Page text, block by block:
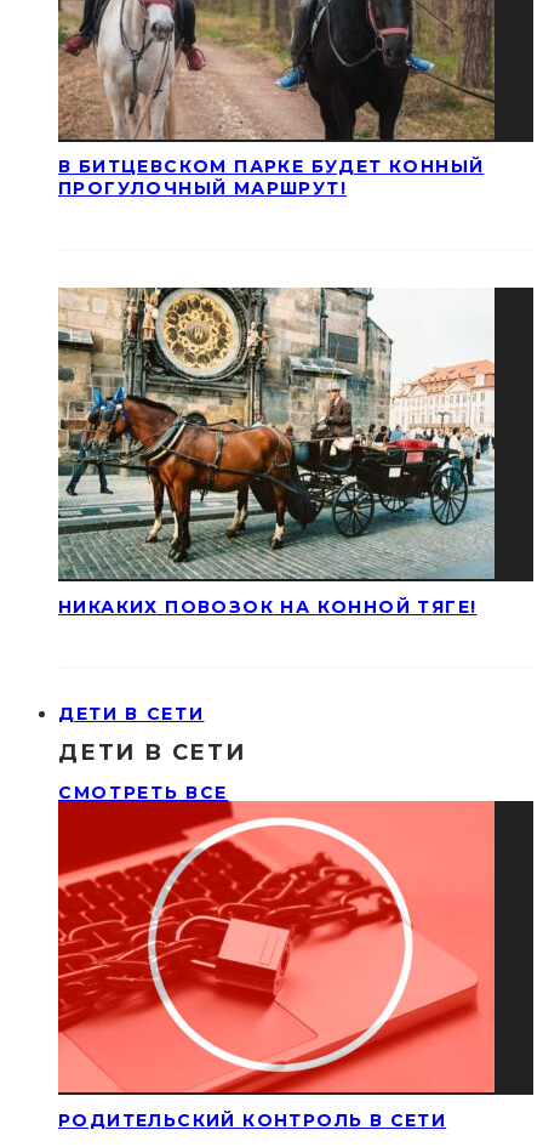
В БИТЦЕВСКОМ ПАРКЕ БУДЕТ КОННЫЙ
ПРОГУЛОЧНЫЙ МАРШРУТ!
НИКАКИХ ПОВОЗОК НА КОННОЙ ТЯГЕ!
ДЕТИ В СЕТИ
ДЕТИ В СЕТИ
СМОТРЕТЬ ВСЕ
РОДИТЕЛЬСКИЙ КОНТРОЛЬ В СЕТИ